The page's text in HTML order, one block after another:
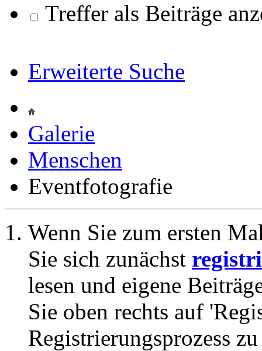
Treffer als Beiträge
Erweiterte Suche
Galerie
Menschen
Eventfotografie
Wenn Sie zum ersten
Sie sich zunächst
lesen und eigene
Sie oben rechts auf
Registrierungsprozess